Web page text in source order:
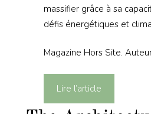
massifier grâce à sa
défis énergétiques et
Magazine Hors Site.
Lire l’article